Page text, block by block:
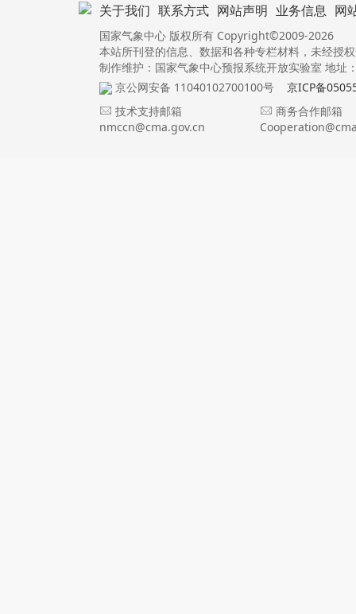
关于我们 联系方式 网站声明 业务信息 网
国家气象中心 版权所有 Copyright©2009-2026
本站所刊登的信息、数据和各种专栏材料，未经授
制作维护：国家气象中心预报系统开放实验室 地址
京公网安备 11040102700100号
京ICP备
技术支持邮箱
nmccn@cma.gov.cn
商务合作邮箱